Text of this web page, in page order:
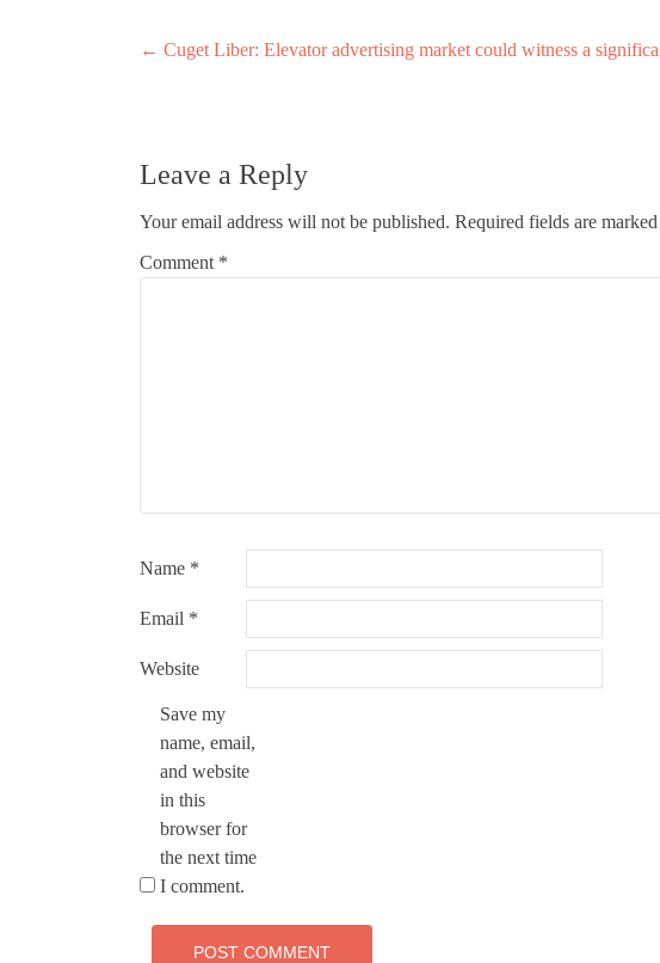
Post
← Cuget Liber: Elevator advertising market could witness a
Leave a Reply
Your email address will not be published. Required fields are marked
Comment *
Name *
Email *
Website
Save my
name, email,
and website
in this
browser for
the next time
I comment.